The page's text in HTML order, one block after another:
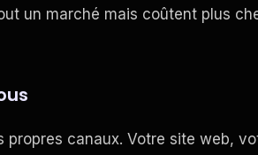
un marché mais coûtent plus
canaux. Votre site web,